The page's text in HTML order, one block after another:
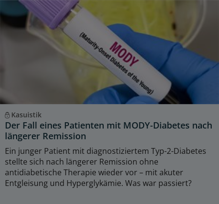
Kasuistik
Der Fall eines Patienten mit MODY-Diabetes nach
längerer Remission
Ein junger Patient mit diagnostiziertem Typ-2-Diabetes
stellte sich nach längerer Remission ohne
antidiabetische Therapie wieder vor – mit akuter
Entgleisung und Hyperglykämie. Was war passiert?